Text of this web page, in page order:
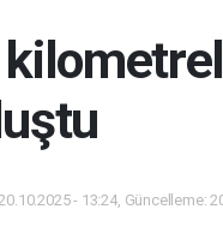
- 13:24, Güncelleme: